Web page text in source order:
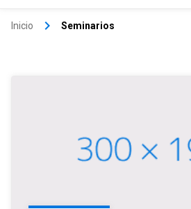
Inicio keyboard_arrow_right Seminarios